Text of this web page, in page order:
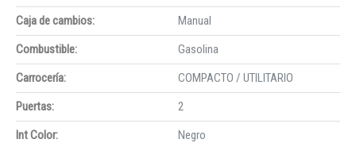
Caja de cambios:
Manual
Combustible:
Gasolina
Carrocería:
COMPACTO / UTILITARIO
Puertas:
2
Int Color:
Negro